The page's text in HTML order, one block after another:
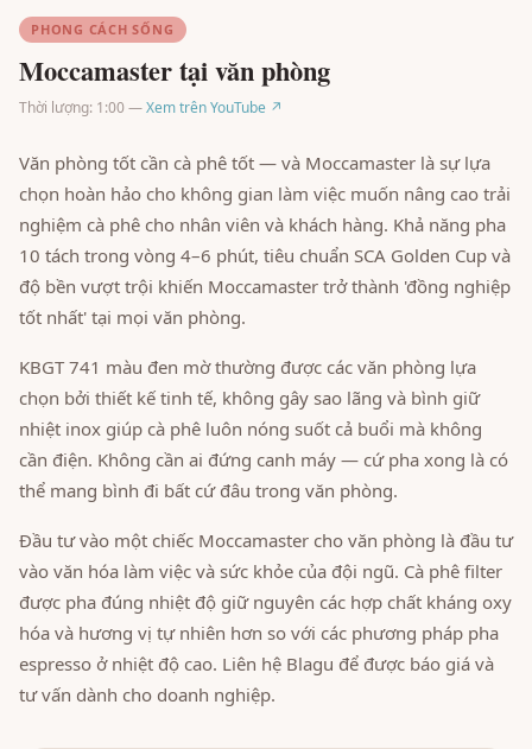
PHONG CÁCH SỐNG
Moccamaster tại văn phòng
Thời lượng: 1:00 —Xem trên YouTube ↗
Văn phòng tốt cần cà phê tốt — và Moccamaster là sự lựa
chọn hoàn hảo cho không gian làm việc muốn nâng cao trải
nghiệm cà phê cho nhân viên và khách hàng. Khả năng pha
10 tách trong vòng 4–6 phút, tiêu chuẩn SCA Golden Cup và
độ bền vượt trội khiến Moccamaster trở thành 'đồng nghiệp
tốt nhất' tại mọi văn phòng.
KBGT 741 màu đen mờ thường được các văn phòng lựa
chọn bởi thiết kế tinh tế, không gây sao lãng và bình giữ
nhiệt inox giúp cà phê luôn nóng suốt cả buổi mà không
cần điện. Không cần ai đứng canh máy — cứ pha xong là có
thể mang bình đi bất cứ đâu trong văn phòng.
Đầu tư vào một chiếc Moccamaster cho văn phòng là đầu tư
vào văn hóa làm việc và sức khỏe của đội ngũ. Cà phê filter
được pha đúng nhiệt độ giữ nguyên các hợp chất kháng oxy
hóa và hương vị tự nhiên hơn so với các phương pháp pha
espresso ở nhiệt độ cao. Liên hệ Blagu để được báo giá và
tư vấn dành cho doanh nghiệp.